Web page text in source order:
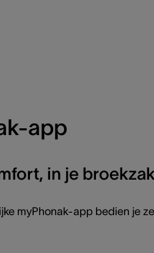
app
in je broekzak
myPhonak-app bedien je